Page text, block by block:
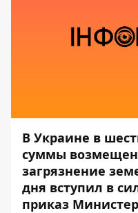
В Украине в
суммы
загрязнение
дня вступил в
приказ